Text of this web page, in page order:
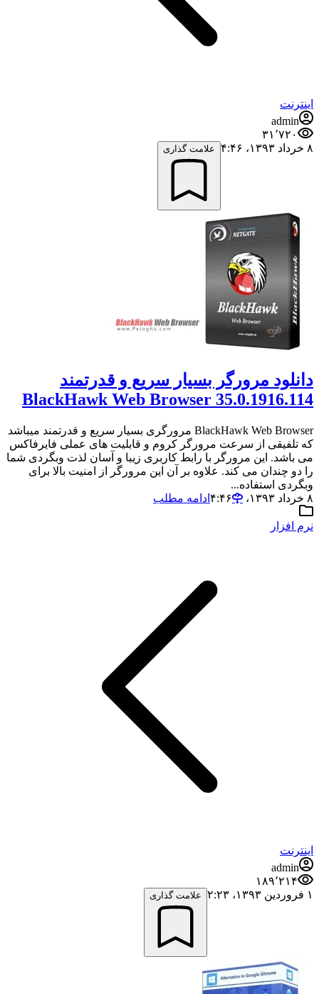
اینترنت
admin
۳۱٬۷۲۰
۸ خرداد ۱۳۹۳،‏ ۴:۴۶
علامت گذاری
دانلود مرورگر بسیار سریع و قدرتمند
BlackHawk Web Browser 35.0.1916.114
BlackHawk Web Browser مرورگری بسیار سریع و قدرتمند میباشد
که تلفیقی از سرعت مرورگر کروم و قابلیت های عملی فایرفاکس
می باشد. این مرورگر با رابط کاربری زیبا و آسان لذت وبگردی شما
را دو چندان می کند. علاوه بر آن این مرورگر از امنیت بالا برای
وبگردی استفاده...
۸ خرداد ۱۳۹۳،‏ ۴:۴۶
ادامه مطلب
نرم افزار
اینترنت
admin
۱۸۹٬۲۱۴
۱ فروردین ۱۳۹۳،‏ ۲:۲۳
علامت گذاری